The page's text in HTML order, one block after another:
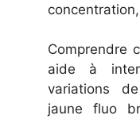
Comprendre
aide à
variations
jaune fluo